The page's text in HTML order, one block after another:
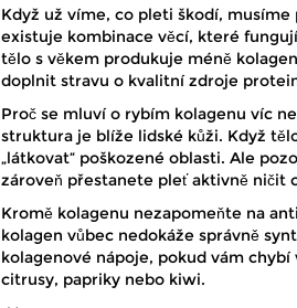
Když už víme, co pleti škodí,
existuje kombinace věcí, které
tělo s věkem produkuje méně
doplnit stravu o kvalitní zdroje
Proč se mluví o rybím kolagenu víc
struktura je blíže lidské kůži. Když
„látkovat“ poškozené oblasti. Ale
zároveň přestanete pleť aktivně ničit
Kromě kolagenu nezapomeňte na
kolagen vůbec nedokáže správně
kolagenové nápoje, pokud vám
citrusy, papriky nebo kiwi.